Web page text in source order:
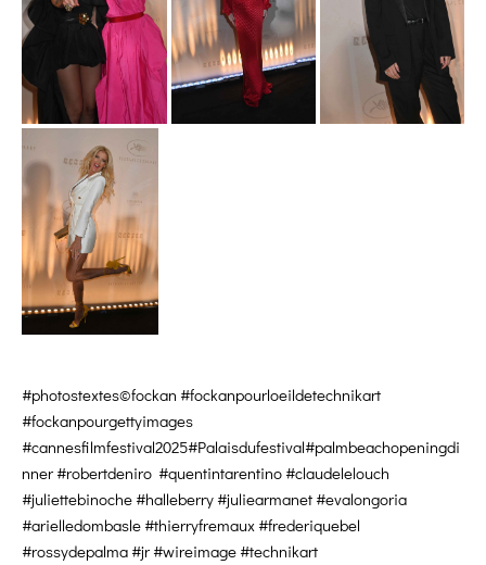
#photostextes©fockan #fockanpourloeildetechnikart
#fockanpourgettyimages
#cannesfilmfestival2025#Palaisdufestival#palmbeachopeningdi
nner #robertdeniro #quentintarentino #claudelelouch
#juliettebinoche #halleberry #juliearmanet #evalongoria
#arielledombasle #thierryfremaux #frederiquebel
#rossydepalma #jr #wireimage #technikart